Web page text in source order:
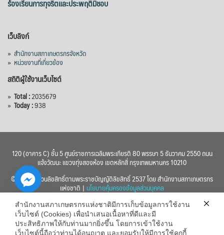
ร้องเรียนการทุจริตและประพฤติมิชอบ
เว็บลิงก์
» สำนักงานสภาเกษตรกรจังหวัด
» หน่วยงานที่เกี่ยวข้อง
สถิติผู้ใช้งานเว็บไซต์
» Total :2035679
» Today :938
120 (อาคาร C) ชั้น 5 ศูนย์ราชการเฉลิมพระเกียรติ 80 พรรษา 5 ธันวาคม 2550 ถนน
แจ้งวัฒนะ แขวงทุ่งสองห้อง เขตหลักสี่ กรุงเทพมหานคร 10210
© 2560 สงวนลิขสิทธิ์ตามพระราชบัญญัติลิขสิทธิ์ 2537 โดย สำนักงานสภาเกษตรกร
แห่งชาติ | นโยบายคุ้มครองข้อมูลส่วนบุคคล
สำนักงานสภาเกษตรกรแห่งชาติมีการเก็บข้อมูลการใช้งาน
เว็บไซต์ (Cookies) เพื่อนำเสนอเนื้อหาที่ดีและมี
ประสิทธิภาพให้กับท่านมากยิ่งขึ้น โดยการเข้าใช้งาน
เว็บไซต์นี้ถือว่าท่านได้อนุญาต และยอมรับให้มีการใช้คุกกี้